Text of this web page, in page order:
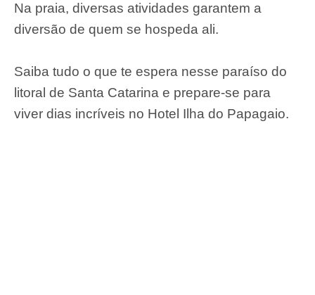
Na praia, diversas atividades garantem a
diversão de quem se hospeda ali.
Saiba tudo o que te espera nesse paraíso do
litoral de Santa Catarina e prepare-se para
viver dias incríveis no Hotel Ilha do Papagaio.